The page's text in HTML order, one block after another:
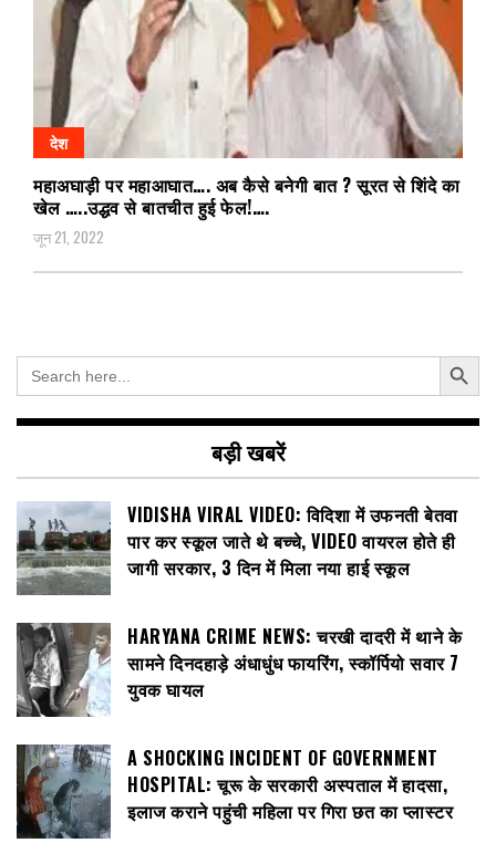
देश
महाअघाड़ी पर महाआघात…. अब कैसे बनेगी बात ? सूरत से शिंदे का
खेल …..उद्धव से बातचीत हुई फेल!….
जून 21, 2022
Search
for:
Search Button
बड़ी खबरें
VIDISHA VIRAL VIDEO: विदिशा में उफनती बेतवा
पार कर स्कूल जाते थे बच्चे, VIDEO वायरल होते ही
जागी सरकार, 3 दिन में मिला नया हाई स्कूल
HARYANA CRIME NEWS: चरखी दादरी में थाने के
सामने दिनदहाड़े अंधाधुंध फायरिंग, स्कॉर्पियो सवार 7
युवक घायल
A SHOCKING INCIDENT OF GOVERNMENT
HOSPITAL: चूरू के सरकारी अस्पताल में हादसा,
इलाज कराने पहुंची महिला पर गिरा छत का प्लास्टर